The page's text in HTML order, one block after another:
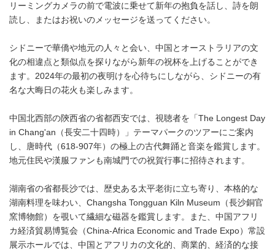
リーミングカメラの前で電波に乗せて新年の抱負を話し、詩を朗
読し、またはお祝いのメッセージを送ってください。
シドニーで華僑や地元の人々と会い、中国とオーストラリアの文
化の相違点と類似点を探りながら新年の祝杯を上げることができ
ます。2024年の最初の夜明けを心待ちにしながら、シドニーの有
名な大晦日の花火も楽しみます。
中国北西部の陝西省の省都西安では、視聴者を「The Longest Day
in Chang'an（長安二十四時）」テーマパークのツアーにご案内
し、唐時代（618-907年）の極上の古代舞踊と音楽を鑑賞します。
地元住民や漢服ファンも南城門での祝賀行事に招待されます。
湖南省の省都長沙では、歴史ある太平老街に立ち寄り、本格的な
湖南料理を味わい、Changsha Tongguan Kiln Museum（長沙銅官
窯博物館）を覗いて繊細な磁器を鑑賞します。また、中国アフリ
カ経済貿易博覧会（China-Africa Economic and Trade Expo）常設
展示ホールでは、中国とアフリカの文化的、商業的、経済的な接